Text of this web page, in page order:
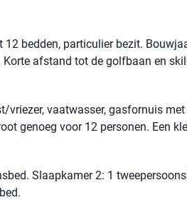
12 bedden, particulier bezit.
afstand tot de golfbaan en
vriezer, vaatwasser, gasfornuis
genoeg voor 12 personen. Een
Slaapkamer 2: 1